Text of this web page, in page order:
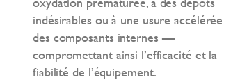
indésirables ou à une usure accélérée
des composants internes —
compromettant ainsi l’efficacité et la
fiabilité de l’équipement.